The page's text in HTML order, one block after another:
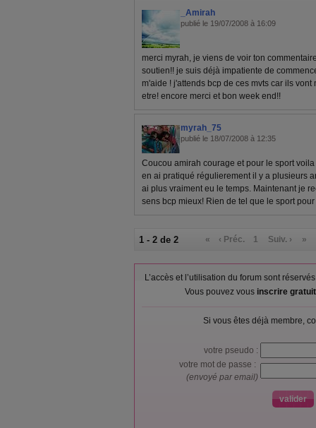
_Amirah
publié le 19/07/2008 à 16:09
merci myrah, je viens de voir ton
soutien!! je suis déjà impatiente de
m'aide ! j'attends bcp de ces mvts car ils
etre! encore merci et bon week end!!
myrah_75
publié le 18/07/2008 à 12:35
Coucou amirah courage et pour le sport
en ai pratiqué régulierement il y a plusieurs
ai plus vraiment eu le temps. Maintenant je
sens bcp mieux! Rien de tel que le sport
1 - 2 de 2 « ‹ Préc. 1 Suiv. › »
L’accès et l’utilisation du forum sont
Vous pouvez vous inscrire
Si vous êtes déjà membre,
votre pseudo :
votre mot de passe :
(envoyé par email)